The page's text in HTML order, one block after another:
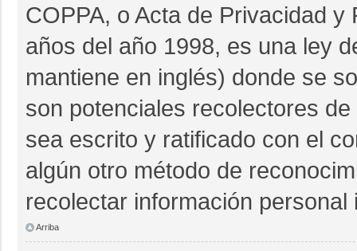
COPPA, o Acta de Privacidad
años del año 1998, es una ley
mantiene en inglés) donde se
son potenciales recolectores
sea escrito y ratificado con el
algún otro método de
recolectar información
Arriba